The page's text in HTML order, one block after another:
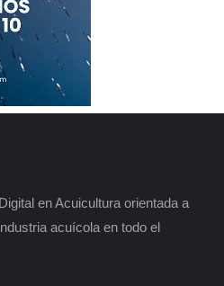
en Acuicultura orientada a
acuícola en todo el